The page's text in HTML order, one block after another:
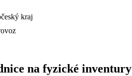
kraj
na fyzické